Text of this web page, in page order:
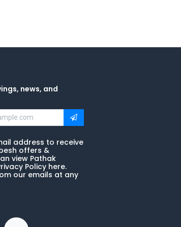
news, and
address to receive
offers &
view Pathak
Policy here.
our emails at any